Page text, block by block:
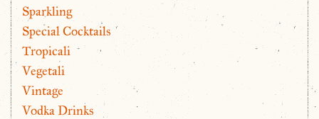
Sparkling
Special Cocktails
Tropicali
Vegetali
Vintage
Vodka Drinks